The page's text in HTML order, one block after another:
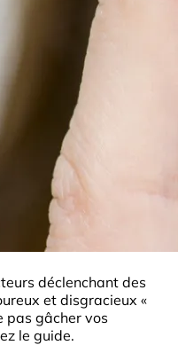
déclenchant des
et disgracieux «
pas gâcher vos
le guide.